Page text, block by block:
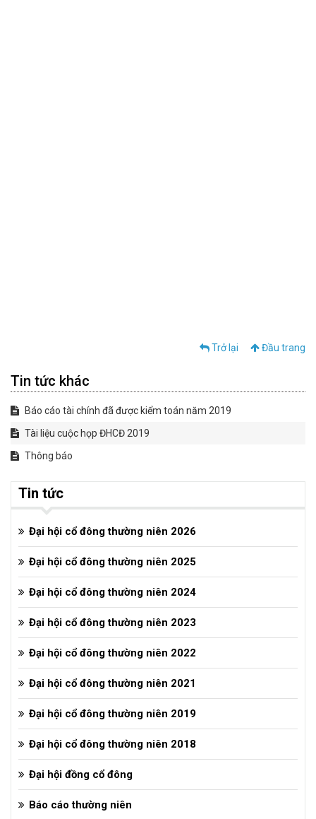
Trở lại Đầu trang
Tin tức khác
Báo cáo tài chính đã được kiểm toán năm 2019
Tài liệu cuộc họp ĐHCĐ 2019
Thông báo
Tin tức
Đại hội cổ đông thường niên 2026
Đại hội cổ đông thường niên 2025
Đại hội cổ đông thường niên 2024
Đại hội cổ đông thường niên 2023
Đại hội cổ đông thường niên 2022
Đại hội cổ đông thường niên 2021
Đại hội cổ đông thường niên 2019
Đại hội cổ đông thường niên 2018
Đại hội đồng cổ đông
Báo cáo thường niên